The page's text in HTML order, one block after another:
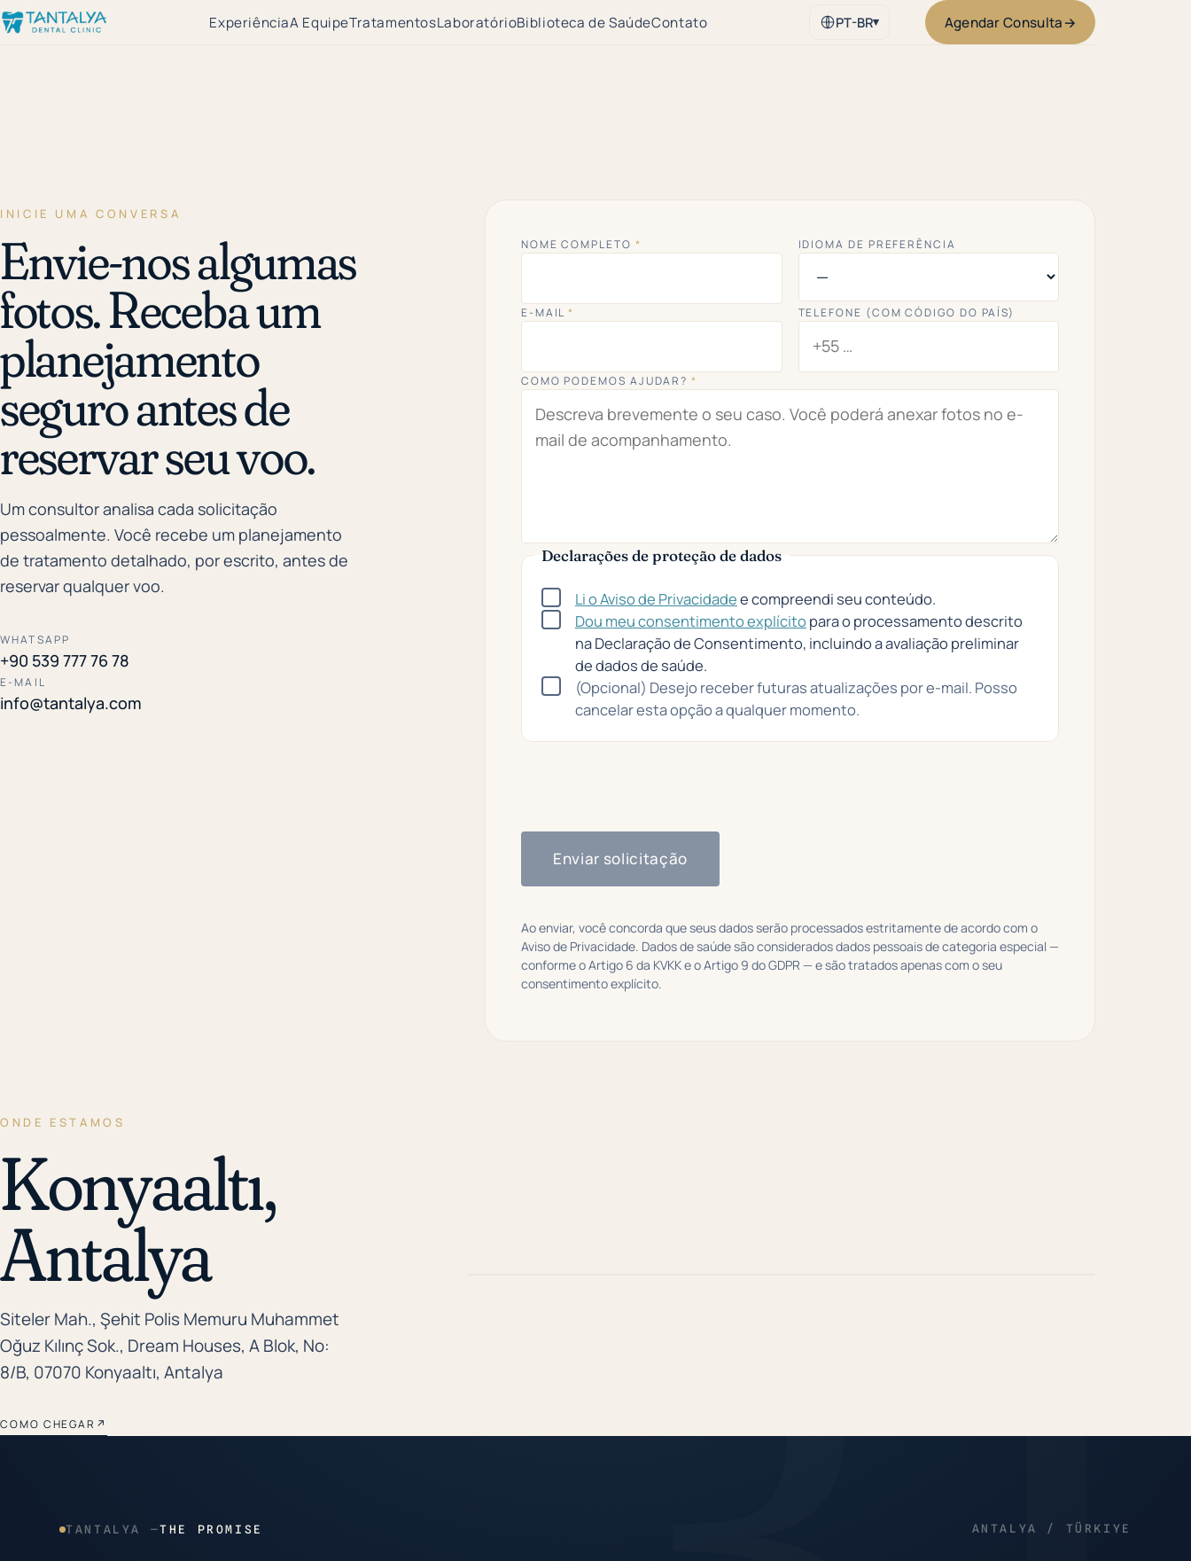
ExperiênciaA EquipeTratamentosLaboratórioBiblioteca de SaúdeContato PT-BR▾ Agendar Consulta→
INICIE UMA CONVERSA
Envie-nos algumas
fotos. Receba um
planejamento
seguro antes de
reservar seu voo.
Um consultor analisa cada solicitação
pessoalmente. Você recebe um planejamento
de tratamento detalhado, por escrito, antes de
reservar qualquer voo.
WHATSAPP
+90 539 777 76 78
E-MAIL
info@tantalya.com
NOME COMPLETO * IDIOMA DE PREFERÊNCIA
E-MAIL* TELEFONE (COM CÓDIGO DO PAÍS)
COMO PODEMOS AJUDAR?*
Declarações de proteção de dados
Li o Aviso de Privacidadee compreendi seu conteúdo.
Dou meu consentimento explícito para o processamento descrito
na Declaração de Consentimento, incluindo a avaliação preliminar
de dados de saúde.
(Opcional) Desejo receber futuras atualizações por e-mail. Posso
cancelar esta opção a qualquer momento.
Enviar solicitação
Ao enviar, você concorda que seus dados serão processados estritamente de acordo com o
Aviso de Privacidade. Dados de saúde são considerados dados pessoais de categoria especial —
conforme o Artigo 6 da KVKK e o Artigo 9 do GDPR — e são tratados apenas com o seu
consentimento explícito.
ONDE ESTAMOS
Konyaaltı,
Antalya
Siteler Mah., Şehit Polis Memuru Muhammet
Oğuz Kılınç Sok., Dream Houses, A Blok, No:
8/B, 07070 Konyaaltı, Antalya
COMO CHEGAR ↗
TANTALYA —THE PROMISE ANTALYA / TÜRKIYE